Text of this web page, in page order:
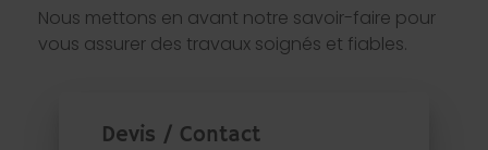
Nous mettons en avant notre savoir-faire pour
vous assurer des travaux soignés et fiables.
Devis / Contact